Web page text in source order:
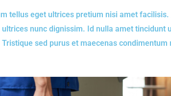
tellus eget ultrices pretium nisi amet facilisis.
nunc dignissim. Id nulla amet tincidunt
sed purus et maecenas condimentum